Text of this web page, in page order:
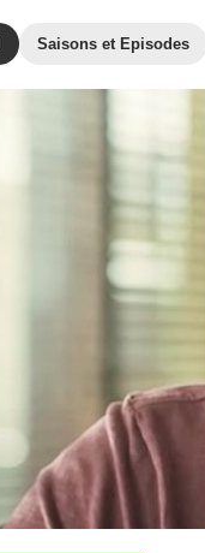
Saisons et Episodes